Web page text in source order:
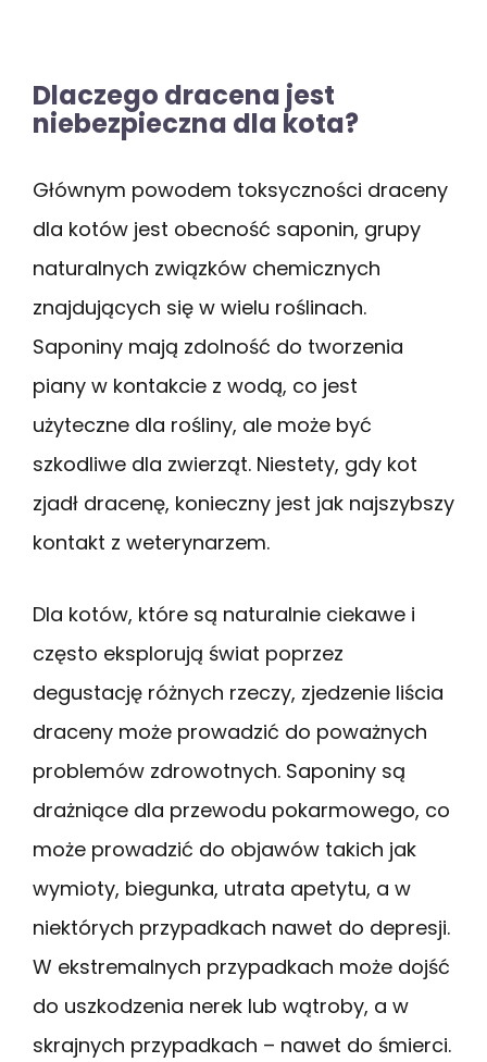
Dlaczego dracena jest
niebezpieczna dla kota?
Głównym powodem toksyczności draceny
dla kotów jest obecność saponin, grupy
naturalnych związków chemicznych
znajdujących się w wielu roślinach.
Saponiny mają zdolność do tworzenia
piany w kontakcie z wodą, co jest
użyteczne dla rośliny, ale może być
szkodliwe dla zwierząt. Niestety, gdy kot
zjadł dracenę, konieczny jest jak najszybszy
kontakt z weterynarzem.
Dla kotów, które są naturalnie ciekawe i
często eksplorują świat poprzez
degustację różnych rzeczy, zjedzenie liścia
draceny może prowadzić do poważnych
problemów zdrowotnych. Saponiny są
drażniące dla przewodu pokarmowego, co
może prowadzić do objawów takich jak
wymioty, biegunka, utrata apetytu, a w
niektórych przypadkach nawet do depresji.
W ekstremalnych przypadkach może dojść
do uszkodzenia nerek lub wątroby, a w
skrajnych przypadkach – nawet do śmierci.